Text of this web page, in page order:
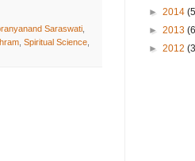
Saraswati
Spiritual Science
► 2014
► 2013
► 2012